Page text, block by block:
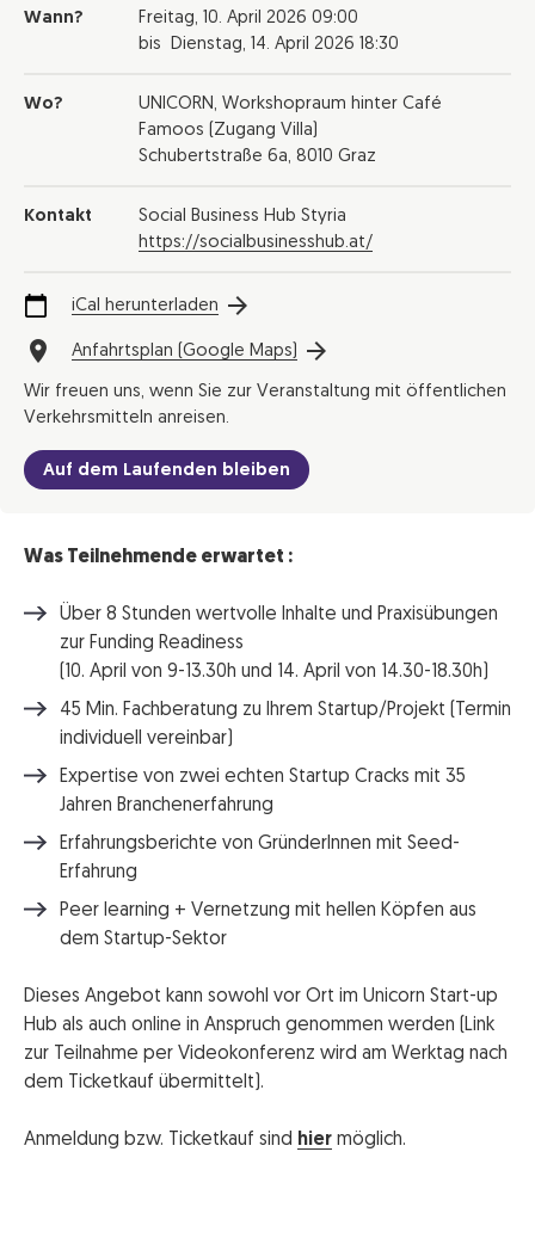
Wann? Freitag, 10. April 2026 09:00
bis Dienstag, 14. April 2026 18:30
Wo?
UNICORN, Workshopraum hinter Café
Famoos (Zugang Villa)
Schubertstraße 6a, 8010 Graz
Kontakt
Social Business Hub Styria
https://socialbusinesshub.at/
iCal herunterladen
Anfahrtsplan (Google Maps)
Wir freuen uns, wenn Sie zur Veranstaltung mit öffentlichen
Verkehrsmitteln anreisen.
Auf dem Laufenden bleiben
Was Teilnehmende erwartet :
Über 8 Stunden wertvolle Inhalte und Praxisübungen
zur Funding Readiness
(10. April von 9-13.30h und 14. April von 14.30-18.30h)
45 Min. Fachberatung zu Ihrem Startup/Projekt (Termin
individuell vereinbar)
Expertise von zwei echten Startup Cracks mit 35
Jahren Branchenerfahrung
Erfahrungsberichte von GründerInnen mit Seed-
Erfahrung
Peer learning + Vernetzung mit hellen Köpfen aus
dem Startup-Sektor
Dieses Angebot kann sowohl vor Ort im Unicorn Start-up
Hub als auch online in Anspruch genommen werden (Link
zur Teilnahme per Videokonferenz wird am Werktag nach
dem Ticketkauf übermittelt).
Anmeldung bzw. Ticketkauf sind hier möglich.